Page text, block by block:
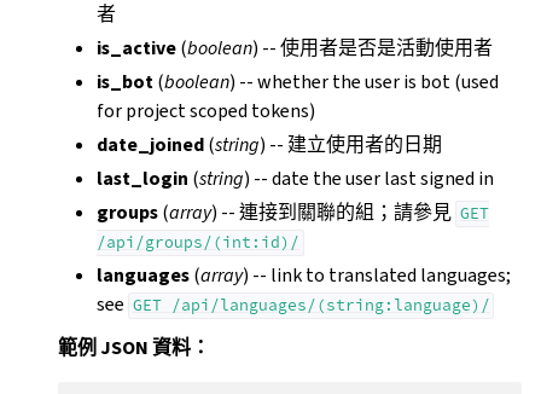
者
is_active(boolean) -- 使用者是否是活動使用者
is_bot(boolean) -- whether the user is bot (used
for project scoped tokens)
date_joined(string) -- 建立使用者的日期
last_login (string) -- date the user last signed in
groups(array) -- 連接到關聯的組；請參見 GET
/api/groups/(int:id)/
languages(array) -- link to translated languages;
see GET /api/languages/(string:language)/
範例 JSON 資料：